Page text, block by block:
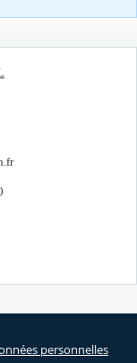
personnelles